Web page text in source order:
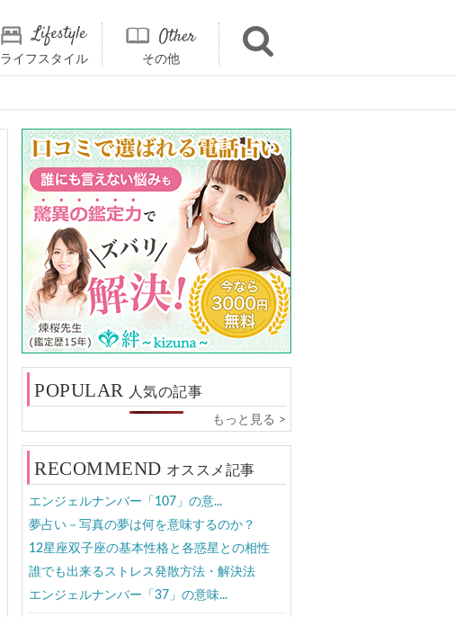
ライフスタイル その他
POPULAR 人気の記事
もっと見る >
RECOMMEND オススメ記事
エンジェルナンバー「107」の意...
夢占い－写真の夢は何を意味するのか？
12星座双子座の基本性格と各惑星との相性
誰でも出来るストレス発散方法・解決法
エンジェルナンバー「37」の意味...